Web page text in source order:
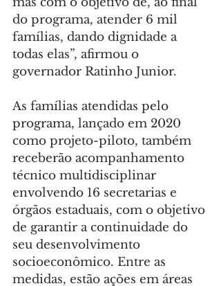
do programa, atender 6 mil
famílias, dando dignidade a
todas elas”, afirmou o
governador Ratinho Junior.
As famílias atendidas pelo
programa, lançado em 2020
como projeto-piloto, também
receberão acompanhamento
técnico multidisciplinar
envolvendo 16 secretarias e
órgãos estaduais, com o objetivo
de garantir a continuidade do
seu desenvolvimento
socioeconômico. Entre as
medidas, estão ações em áreas